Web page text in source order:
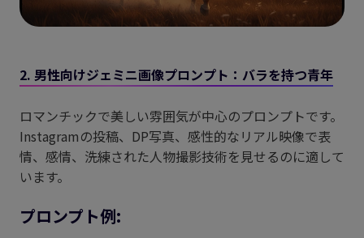
2. 男性向けジェミニ画像プロンプト：バラを持つ青年
ロマンチックで美しい雰囲気が中心のプロンプトです。
Instagramの投稿、DP写真、感性的なリアル映像で表
情、感情、洗練された人物撮影技術を見せるのに適して
います。
プロンプト例: